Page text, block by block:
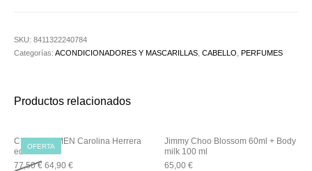
SKU:8411322240784
Categorías:ACONDICIONADORES Y MASCARILLAS ,CABELLO ,PERFUMES
Productos relacionados
OFERTA
CHIC FOR MEN Carolina Herrera
edt
77,50€ 64,90€
Jimmy Choo Blossom 60ml + Body
milk 100 ml
65,00 €